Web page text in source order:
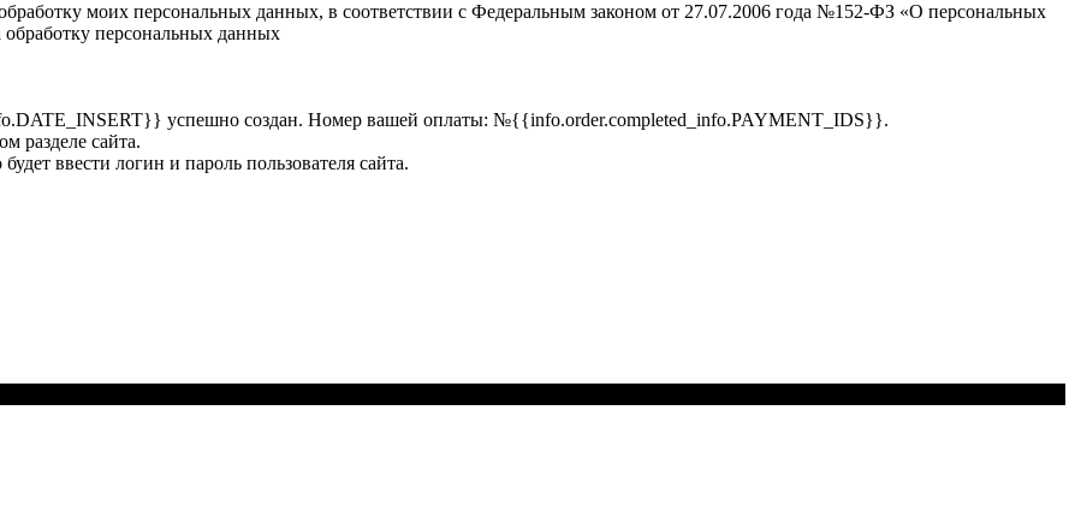
моих персональных данных, в соответствии с Федеральным законом от 27.07.2006 года №152-ФЗ «О персональных
персональных данных
успешно создан. Номер вашей оплаты: №{{info.order.completed_info.PAYMENT_IDS}}.
разделе сайта.
ввести логин и пароль пользователя сайта.